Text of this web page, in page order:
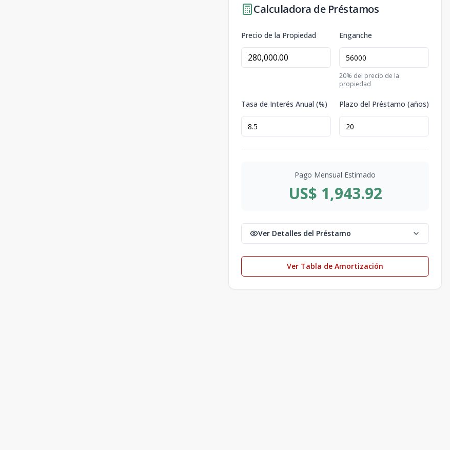
Calculadora de Préstamos
Precio de la Propiedad Enganche
20% del precio de la
propiedad
Tasa de Interés Anual (%) Plazo del Préstamo (años)
Pago Mensual Estimado
US$ 1,943.92
Ver Detalles del Préstamo
Ver Tabla de Amortización